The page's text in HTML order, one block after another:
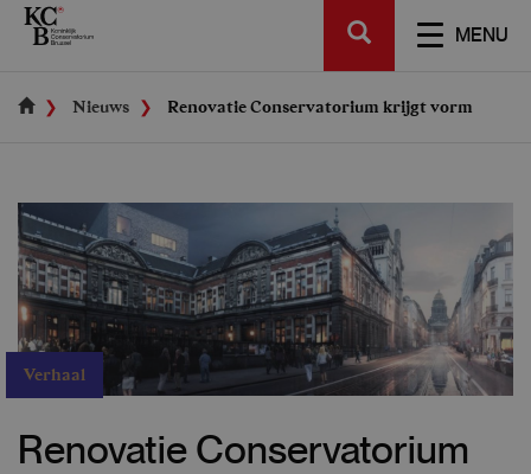
Skip
MENU
SEARCH
Nieuws Renovatie Conservatorium krijgt vorm
Verhaal
Renovatie Conservatorium